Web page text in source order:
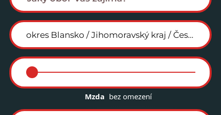
Mzda bez omezení